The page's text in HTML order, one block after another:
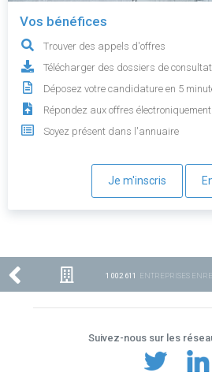
Vos bénéfices
Trouver des appels d'offres
Télécharger des dossiers de
Déposez votre candidature en 5
Répondez aux offres électroniquement
Soyez présent dans l'annuaire
Je m'inscris
1 002 611 ENTREPRISES
Suivez-nous sur les